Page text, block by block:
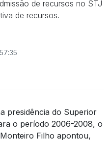
de recursos no STJ
de recursos.
presidência do Superior
o período 2006-2008, o
Filho apontou,